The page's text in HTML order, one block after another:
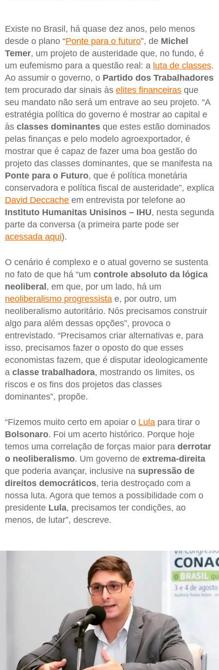
Existe no Brasil, há quase dez anos, pelo menos
desde o plano “Ponte para o futuro”, de Michel
Temer, um projeto de austeridade que, no fundo, é
um eufemismo para a questão real: a luta de classes.
Ao assumir o governo, o Partido dos Trabalhadores
tem procurado dar sinais às elites financeiras que
seu mandato não será um entrave ao seu projeto. “A
estratégia política do governo é mostrar ao capital e
às classes dominantes que estes estão dominados
pelas finanças e pelo modelo agroexportador, é
mostrar que é capaz de fazer uma boa gestão do
projeto das classes dominantes, que se manifesta na
Ponte para o Futuro, que é política monetária
conservadora e política fiscal de austeridade”, explica
David Deccache em entrevista por telefone ao
Instituto Humanitas Unisinos – IHU, nesta segunda
parte da conversa (a primeira parte pode ser
acessada aqui).
O cenário é complexo e o atual governo se sustenta
no fato de que há “um controle absoluto da lógica
neoliberal, em que, por um lado, há um
neoliberalismo progressista e, por outro, um
neoliberalismo autoritário. Nós precisamos construir
algo para além dessas opções”, provoca o
entrevistado. “Precisamos criar alternativas e, para
isso, precisamos fazer o oposto do que esses
economistas fazem, que é disputar ideologicamente
a classe trabalhadora, mostrando os limites, os
riscos e os fins dos projetos das classes
dominantes”, propõe.
“Fizemos muito certo em apoiar o Lula para tirar o
Bolsonaro. Foi um acerto histórico. Porque hoje
temos uma correlação de forças maior para derrotar
o neoliberalismo. Um governo de extrema-direita
que poderia avançar, inclusive na supressão de
direitos democráticos, teria destroçado com a
nossa luta. Agora que temos a possibilidade com o
presidente Lula, precisamos ter condições, ao
menos, de lutar”, descreve.